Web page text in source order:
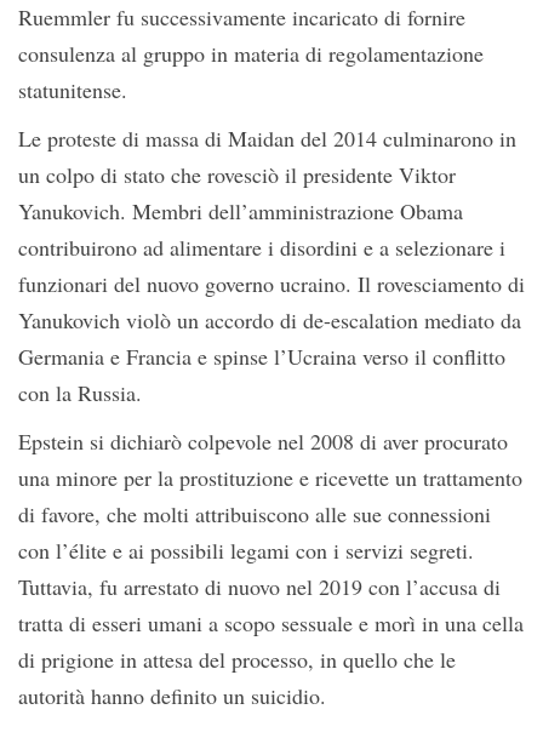
Ruemmler fu successivamente incaricato di fornire
consulenza al gruppo in materia di regolamentazione
statunitense.
Le proteste di massa di Maidan del 2014 culminarono in
un colpo di stato che rovesciò il presidente Viktor
Yanukovich. Membri dell’amministrazione Obama
contribuirono ad alimentare i disordini e a selezionare i
funzionari del nuovo governo ucraino. Il rovesciamento di
Yanukovich violò un accordo di de-escalation mediato da
Germania e Francia e spinse l’Ucraina verso il conflitto
con la Russia.
Epstein si dichiarò colpevole nel 2008 di aver procurato
una minore per la prostituzione e ricevette un trattamento
di favore, che molti attribuiscono alle sue connessioni
con l’élite e ai possibili legami con i servizi segreti.
Tuttavia, fu arrestato di nuovo nel 2019 con l’accusa di
tratta di esseri umani a scopo sessuale e morì in una cella
di prigione in attesa del processo, in quello che le
autorità hanno definito un suicidio.